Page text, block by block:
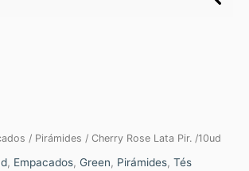
/ Pirámides / Cherry Rose Lata Pir. /10ud
, Empacados, Green, Pirámides, Tés